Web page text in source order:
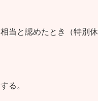
当と認めたとき（特別休
る。